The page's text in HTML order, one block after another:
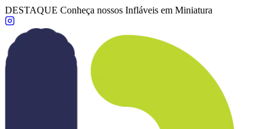
DESTAQUE Conheça nossos Infláveis em Miniatura